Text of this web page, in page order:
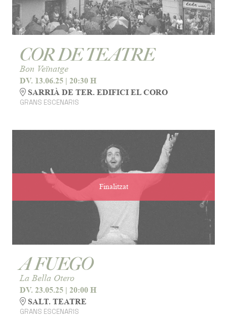
COR DE TEATRE
Bon Veïnatge
DV. 13.06.25 | 20:30 H
SARRIÀ DE TER. EDIFICI EL CORO
GRANS ESCENARIS
Finalitzat
A FUEGO
La Bella Otero
DV. 23.05.25 | 20:00 H
SALT. TEATRE
GRANS ESCENARIS